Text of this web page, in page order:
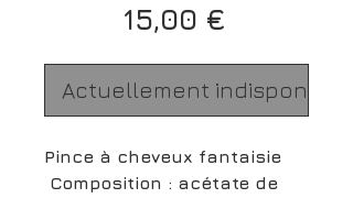
15,00 €Prix
Actuellement indisponible
Pince à cheveux fantaisie
Composition : acétate de